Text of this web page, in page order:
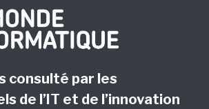
consulté par les
de l’IT et de l’innovation